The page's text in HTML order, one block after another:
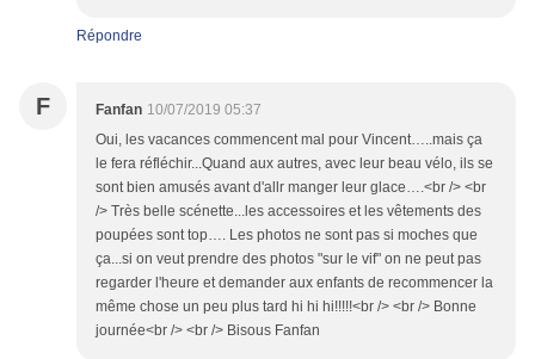
Répondre
F Fanfan 10/07/2019 05:37
Oui, les vacances commencent mal pour Vincent…..mais ça
le fera réfléchir...Quand aux autres, avec leur beau vélo, ils se
sont bien amusés avant d'allr manger leur glace….<br /> <br
/> Très belle scénette...les accessoires et les vêtements des
poupées sont top…. Les photos ne sont pas si moches que
ça...si on veut prendre des photos "sur le vif" on ne peut pas
regarder l'heure et demander aux enfants de recommencer la
même chose un peu plus tard hi hi hi!!!!!<br /> <br /> Bonne
journée<br /> <br /> Bisous Fanfan